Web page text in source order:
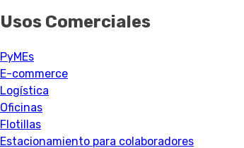
Usos Comerciales
PyMEs
E-commerce
Logística
Oficinas
Flotillas
Estacionamiento para colaboradores